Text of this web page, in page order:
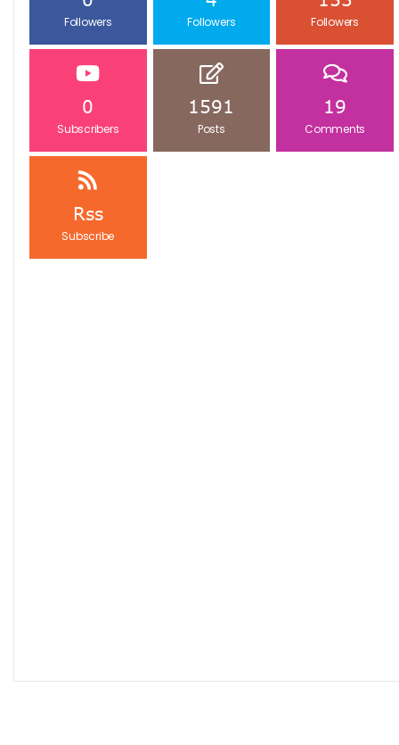
Followers Followers Followers
0
Subscribers
1591
Posts
19
Comments
Rss
Subscribe